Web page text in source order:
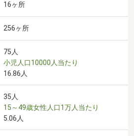
16ヶ所
256ヶ所
75人
小児人口10000人当たり
16.86人
35人
15～49歳女性人口1万人当たり
5.06人